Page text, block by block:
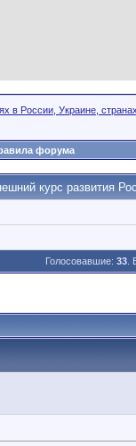
в России, Украине,
форума
курс развития
Голосовавшие: 33.